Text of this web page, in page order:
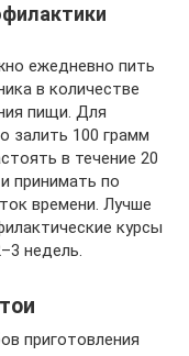
ежедневно пить
в количестве
пищи. Для
залить 100 грамм
в течение 20
принимать по
времени. Лучше
курсы
недель.
приготовления